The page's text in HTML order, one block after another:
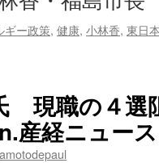
ギー政策, 健康, 小林香, 東日
現職の４
産経ニュース